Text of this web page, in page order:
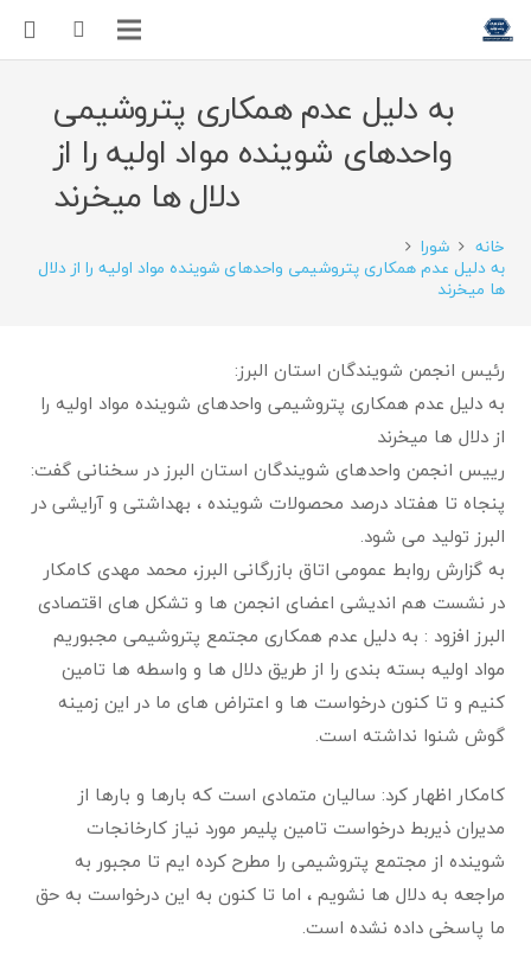
به دلیل عدم همکاری پتروشیمی
واحدهای شوینده مواد اولیه را از
دلال ها میخرند
خانه شورا
به دلیل عدم همکاری پتروشیمی واحدهای شوینده مواد اولیه را از دلال
ها میخرند
رئیس انجمن شویندگان استان البرز:
به دلیل عدم همکاری پتروشیمی واحدهای شوینده مواد اولیه را
از دلال ها میخرند
رییس انجمن واحدهای شویندگان استان البرز در سخنانی گفت:
پنجاه تا هفتاد درصد محصولات شوینده ، بهداشتی و آرایشی در
البرز تولید می شود.
به گزارش روابط عمومی اتاق بازرگانی البرز، محمد مهدی کامکار
در نشست هم اندیشی اعضای انجمن ها و تشکل های اقتصادی
البرز افزود : به دلیل عدم همکاری مجتمع پتروشیمی مجبوریم
مواد اولیه بسته بندی را از طریق دلال ها و واسطه ها تامین
کنیم و تا کنون درخواست ها و اعتراض های ما در این زمینه
گوش شنوا نداشته است.
كامكار اظهار کرد: سالیان متمادی است که بارها و بارها از
مدیران ذیربط درخواست تامین پلیمر مورد نیاز کارخانجات
شوینده از مجتمع پتروشیمی را مطرح کرده ایم تا مجبور به
مراجعه به دلال ها نشویم ، اما تا کنون به این درخواست به حق
ما پاسخی داده نشده است.